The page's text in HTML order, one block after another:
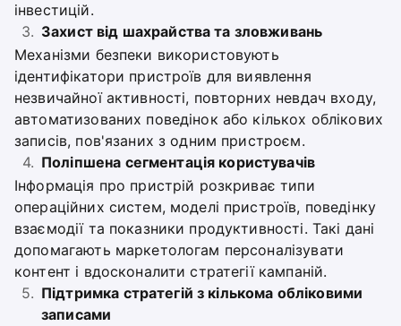
інвестицій.
Захист від шахрайства та зловживань
Механізми безпеки використовують
ідентифікатори пристроїв для виявлення
незвичайної активності, повторних невдач входу,
автоматизованих поведінок або кількох облікових
записів, пов'язаних з одним пристроєм.
Поліпшена сегментація користувачів
Інформація про пристрій розкриває типи
операційних систем, моделі пристроїв, поведінку
взаємодії та показники продуктивності. Такі дані
допомагають маркетологам персоналізувати
контент і вдосконалити стратегії кампаній.
Підтримка стратегій з кількома обліковими
записами